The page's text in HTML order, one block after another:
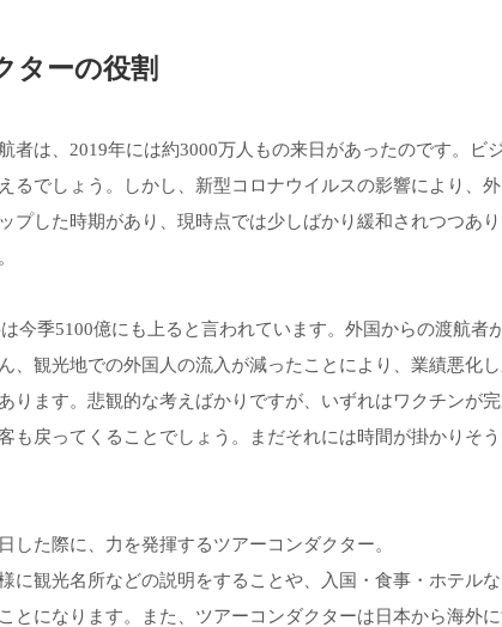
ターの役割
者は、2019年には約3000万人もの来日があったのです。ビ
るでしょう。しかし、新型コロナウイルスの影響により、
プした時期があり、現時点では少しばかり緩和されつつあ
今季5100億にも上ると言われています。外国からの渡航者
、観光地での外国人の流入が減ったことにより、業績悪化
ります。悲観的な考えばかりですが、いずれはワクチンが
も戻ってくることでしょう。まだそれには時間が掛かりそ
した際に、力を発揮するツアーコンダクター。
に観光名所などの説明をすることや、入国・食事・ホテル
とになります。また、ツアーコンダクターは日本から海外